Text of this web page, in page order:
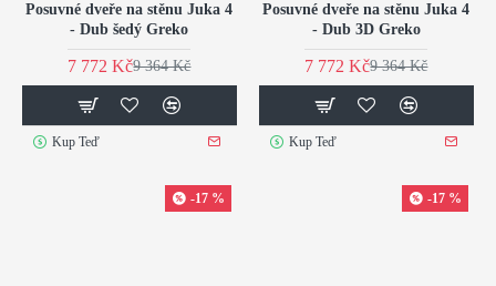
Posuvné dveře na stěnu Juka 4
- Dub šedý Greko
7 772 Kč9 364 Kč
Kup Teď
Posuvné dveře na stěnu Juka 4
- Dub 3D Greko
7 772 Kč9 364 Kč
Kup Teď
-17 % -17 %